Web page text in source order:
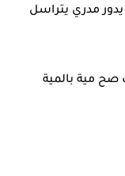
مدري يتراسل
صح مية بالمية